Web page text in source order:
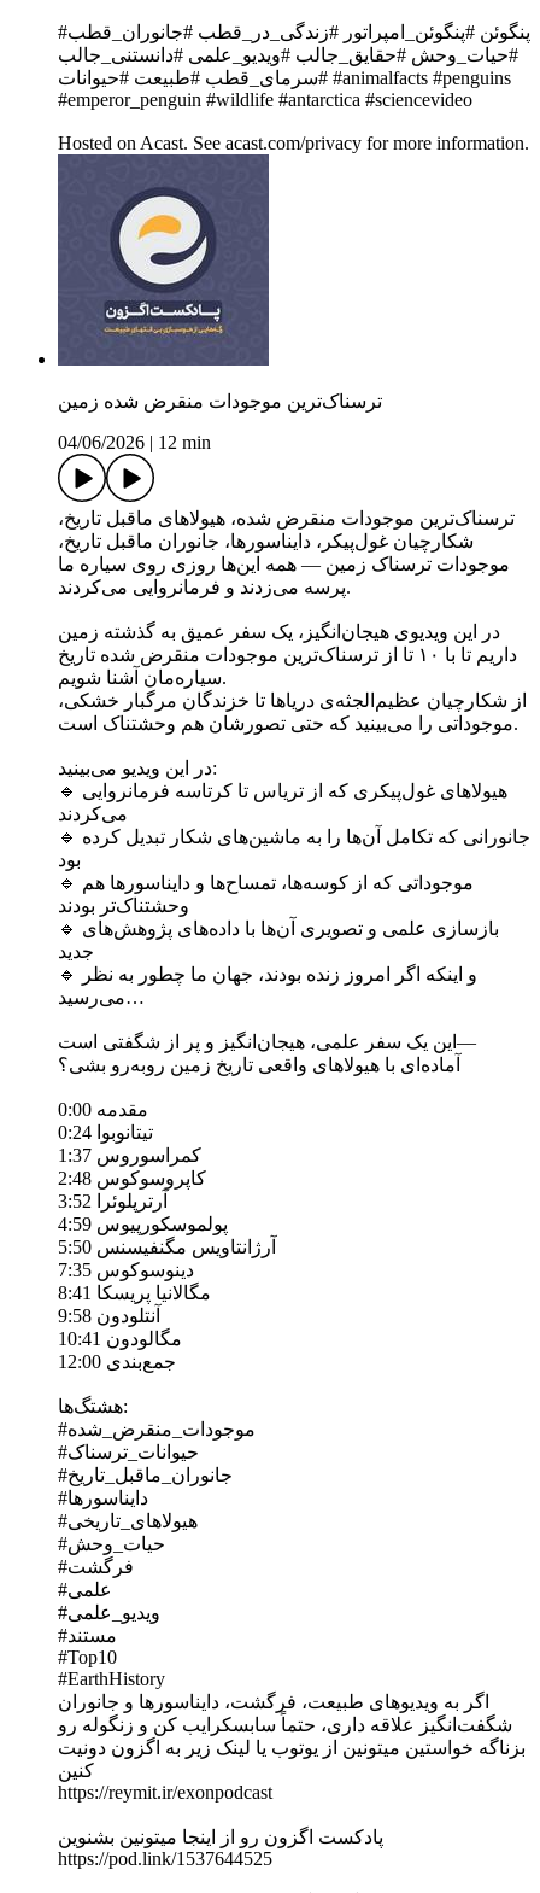
#پنگوئن #پنگوئن_امپراتور #زندگی_در_قطب #جانوران_قطب
#حیات_وحش #حقایق_جالب #ویدیو_علمی #دانستنی_جالب
#سرمای_قطب #طبیعت #حیوانات #animalfacts #penguins
#emperor_penguin #wildlife #antarctica #sciencevideo
Hosted on Acast. See acast.com/privacy for more information.
ترسناک‌ترین موجودات منقرض شده زمین
04/06/2026
12 min
ترسناک‌ترین موجودات منقرض شده، هیولاهای ماقبل تاریخ،
شکارچیان غول‌پیکر، دایناسورها، جانوران ماقبل تاریخ،
موجودات ترسناک زمین — همه این‌ها روزی روی سیاره ما
پرسه می‌زدند و فرمانروایی می‌کردند.
در این ویدیوی هیجان‌انگیز، یک سفر عمیق به گذشته زمین
داریم تا با ۱۰ تا از ترسناک‌ترین موجودات منقرض شده تاریخ
سیاره‌مان آشنا شویم.
از شکارچیان عظیم‌الجثه‌ی دریاها تا خزندگان مرگبار خشکی،
موجوداتی را می‌بینید که حتی تصورشان هم وحشتناک است.
در این ویدیو می‌بینید:
🔹 هیولاهای غول‌پیکری که از تریاس تا کرتاسه فرمانروایی
می‌کردند
🔹 جانورانی که تکامل آن‌ها را به ماشین‌های شکار تبدیل کرده
بود
🔹 موجوداتی که از کوسه‌ها، تمساح‌ها و دایناسورها هم
وحشتناک‌تر بودند
🔹 بازسازی علمی و تصویری آن‌ها با داده‌های پژوهش‌های
جدید
🔹 و اینکه اگر امروز زنده بودند، جهان ما چطور به نظر
می‌رسید…
این یک سفر علمی، هیجان‌انگیز و پر از شگفتی است—
آماده‌ای با هیولاهای واقعی تاریخ زمین روبه‌رو بشی؟
0:00 مقدمه
0:24 تیتانوبوا
1:37 کمراسوروس
2:48 کاپروسوکوس
3:52 آرترپلوئرا
4:59 پولموسکورپیوس
5:50 آرژانتاویس مگنفیسنس
7:35 دینوسوکوس
8:41 مگالانیا پریسکا
9:58 آنتلودون
10:41 مگالودون
12:00 جمع‌بندی
هشتگ‌ها:
#موجودات_منقرض_شده
#حیوانات_ترسناک
#جانوران_ماقبل_تاریخ
#دایناسورها
#هیولاهای_تاریخی
#حیات_وحش
#فرگشت
#علمی
#ویدیو_علمی
#مستند
#Top10
#EarthHistory
اگر به ویدیوهای طبیعت، فرگشت، دایناسورها و جانوران
شگفت‌انگیز علاقه داری، حتماً سابسکرایب کن و زنگوله رو
بزناگه خواستین میتونین از یوتوب یا لینک زیر به اگزون دونیت
کنین
https://reymit.ir/exonpodcast
پادکست اگزون رو از اینجا میتونین بشنوین
https://pod.link/1537644525